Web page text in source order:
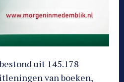
uit 145.178
van boeken,